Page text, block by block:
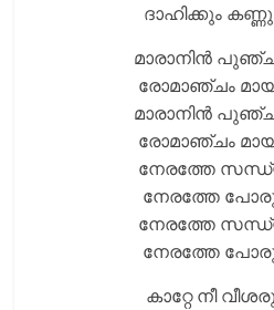
ദാഹിക്കും
മാരാനിന്‍
രോമാഞ്ചം
മാരാനിന്‍
രോമാഞ്ചം
നേരത്തേ
നേരത്തേ
നേരത്തേ
നേരത്തേ
കാറ്റേ നീ